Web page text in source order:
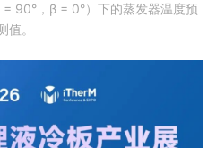
90°，β = 0°）下的蒸发器温度预
值。